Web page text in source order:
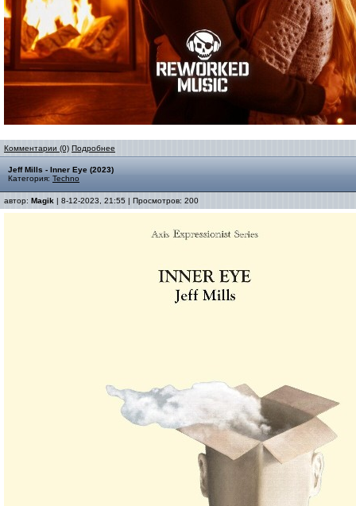
Комментарии (0) Подробнее
Jeff Mills - Inner Eye (2023)
Категория: Techno
автор: Magik | 8-12-2023, 21:55 | Просмотров: 200